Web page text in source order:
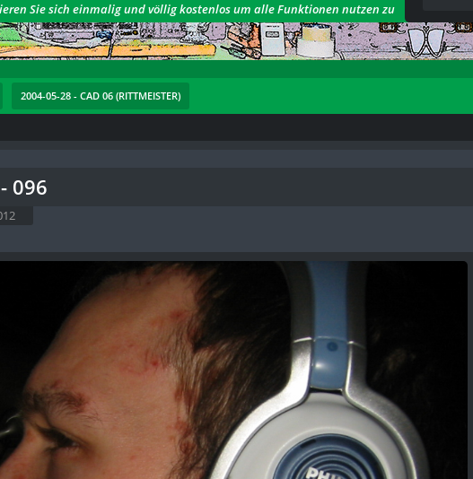
Sie sich einmalig und völlig kostenlos um alle Funktionen nutzen zu
2004-05-28 - CAD 06 (RITTMEISTER)
096